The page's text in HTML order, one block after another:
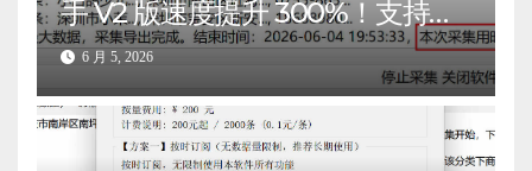
手 V2 版速度提升 300%！支持超
过上百个行业！
6 月 5, 2026